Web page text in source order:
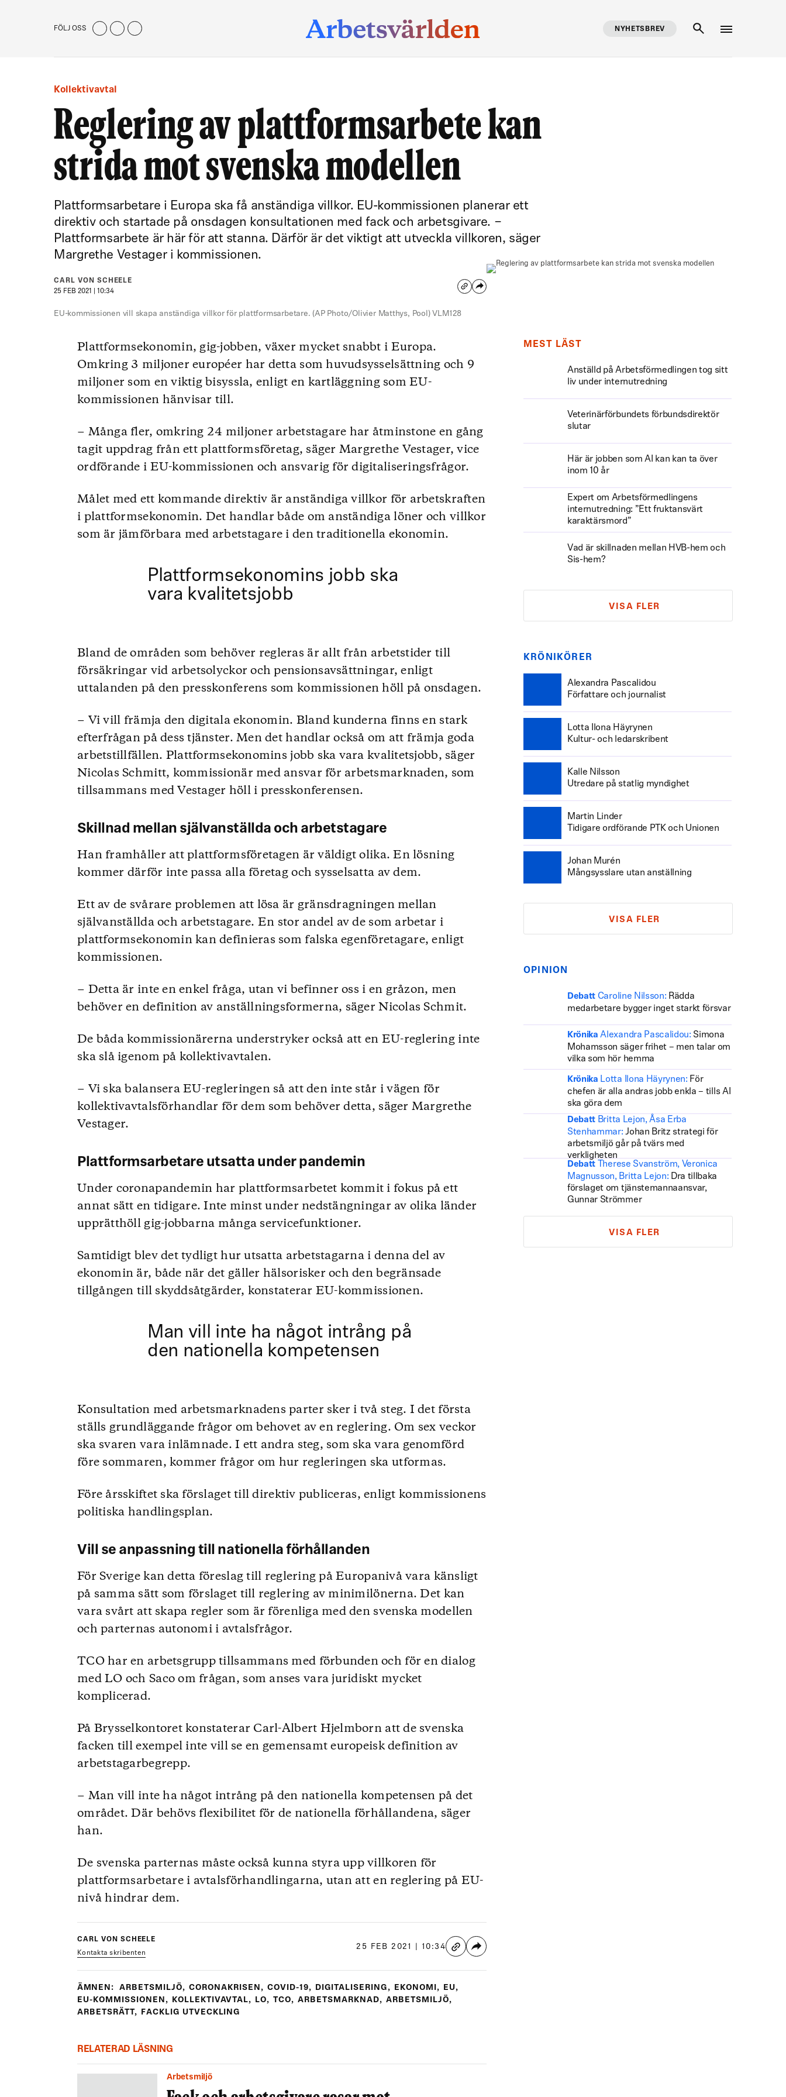
FÖLJ OSS NYHETSBREV
Kollektivavtal
Reglering av plattformsarbete kan
strida mot svenska modellen
Plattformsarbetare i Europa ska få anständiga villkor. EU-kommissionen planerar ett
direktiv och startade på onsdagen konsultationen med fack och arbetsgivare. −
Plattformsarbete är här för att stanna. Därför är det viktigt att utveckla villkoren, säger
Margrethe Vestager i kommissionen.
CARL VON SCHEELE
25 FEB 2021 | 10:34
EU-kommissionen vill skapa anständiga villkor för plattformsarbetare. (AP Photo/Olivier Matthys, Pool) VLM128
Plattformsekonomin, gig-jobben, växer mycket snabbt i Europa.
Omkring 3 miljoner européer har detta som huvudsysselsättning och 9
miljoner som en viktig bisyssla, enligt en kartläggning som EU-
kommissionen hänvisar till.
− Många fler, omkring 24 miljoner arbetstagare har åtminstone en gång
tagit uppdrag från ett plattformsföretag, säger Margrethe Vestager, vice
ordförande i EU-kommissionen och ansvarig för digitaliseringsfrågor.
Målet med ett kommande direktiv är anständiga villkor för arbetskraften
i plattformsekonomin. Det handlar både om anständiga löner och villkor
som är jämförbara med arbetstagare i den traditionella ekonomin.
Plattformsekonomins jobb ska
vara kvalitetsjobb
Bland de områden som behöver regleras är allt från arbetstider till
försäkringar vid arbetsolyckor och pensionsavsättningar, enligt
uttalanden på den presskonferens som kommissionen höll på onsdagen.
− Vi vill främja den digitala ekonomin. Bland kunderna finns en stark
efterfrågan på dess tjänster. Men det handlar också om att främja goda
arbetstillfällen. Plattformsekonomins jobb ska vara kvalitetsjobb, säger
Nicolas Schmitt, kommissionär med ansvar för arbetsmarknaden, som
tillsammans med Vestager höll i presskonferensen.
Skillnad mellan självanställda och arbetstagare
Han framhåller att plattformsföretagen är väldigt olika. En lösning
kommer därför inte passa alla företag och sysselsatta av dem.
Ett av de svårare problemen att lösa är gränsdragningen mellan
självanställda och arbetstagare. En stor andel av de som arbetar i
plattformsekonomin kan definieras som falska egenföretagare, enligt
kommissionen.
− Detta är inte en enkel fråga, utan vi befinner oss i en gråzon, men
behöver en definition av anställningsformerna, säger Nicolas Schmit.
De båda kommissionärerna understryker också att en EU-reglering inte
ska slå igenom på kollektivavtalen.
− Vi ska balansera EU-regleringen så att den inte står i vägen för
kollektivavtalsförhandlar för dem som behöver detta, säger Margrethe
Vestager.
Plattformsarbetare utsatta under pandemin
Under coronapandemin har plattformsarbetet kommit i fokus på ett
annat sätt en tidigare. Inte minst under nedstängningar av olika länder
upprätthöll gig-jobbarna många servicefunktioner.
Samtidigt blev det tydligt hur utsatta arbetstagarna i denna del av
ekonomin är, både när det gäller hälsorisker och den begränsade
tillgången till skyddsåtgärder, konstaterar EU-kommissionen.
Man vill inte ha något intrång på
den nationella kompetensen
Konsultation med arbetsmarknadens parter sker i två steg. I det första
ställs grundläggande frågor om behovet av en reglering. Om sex veckor
ska svaren vara inlämnade. I ett andra steg, som ska vara genomförd
före sommaren, kommer frågor om hur regleringen ska utformas.
Före årsskiftet ska förslaget till direktiv publiceras, enligt kommissionens
politiska handlingsplan.
Vill se anpassning till nationella förhållanden
För Sverige kan detta föreslag till reglering på Europanivå vara känsligt
på samma sätt som förslaget till reglering av minimilönerna. Det kan
vara svårt att skapa regler som är förenliga med den svenska modellen
och parternas autonomi i avtalsfrågor.
TCO har en arbetsgrupp tillsammans med förbunden och för en dialog
med LO och Saco om frågan, som anses vara juridiskt mycket
komplicerad.
På Brysselkontoret konstaterar Carl-Albert Hjelmborn att de svenska
facken till exempel inte vill se en gemensamt europeisk definition av
arbetstagarbegrepp.
− Man vill inte ha något intrång på den nationella kompetensen på det
området. Där behövs flexibilitet för de nationella förhållandena, säger
han.
De svenska parternas måste också kunna styra upp villkoren för
plattformsarbetare i avtalsförhandlingarna, utan att en reglering på EU-
nivå hindrar dem.
CARL VON SCHEELE
Kontakta skribenten
25 FEB 2021 | 10:34
ÄMNEN: ARBETSMILJÖ, CORONAKRISEN, COVID-19, DIGITALISERING, EKONOMI, EU,
EU-KOMMISSIONEN, KOLLEKTIVAVTAL, LO, TCO, ARBETSMARKNAD, ARBETSMILJÖ,
ARBETSRÄTT, FACKLIG UTVECKLING
RELATERAD LÄSNING
Arbetsmiljö
MEST LÄST
Anställd på Arbetsförmedlingen tog sitt
liv under internutredning
Veterinärförbundets förbundsdirektör
slutar
Här är jobben som AI kan kan ta över
inom 10 år
Expert om Arbetsförmedlingens
internutredning: ”Ett fruktansvärt
karaktärsmord”
Vad är skillnaden mellan HVB-hem och
Sis-hem?
VISA FLER
KRÖNIKÖRER
Alexandra Pascalidou
Författare och journalist
Lotta Ilona Häyrynen
Kultur- och ledarskribent
Kalle Nilsson
Utredare på statlig myndighet
Martin Linder
Tidigare ordförande PTK och Unionen
Johan Murén
Mångsysslare utan anställning
VISA FLER
OPINION
Debatt Caroline Nilsson: Rädda
medarbetare bygger inget starkt försvar
Krönika Alexandra Pascalidou: Simona
Mohamsson säger frihet – men talar om
vilka som hör hemma
Krönika Lotta Ilona Häyrynen: För
chefen är alla andras jobb enkla – tills AI
ska göra dem
Debatt Britta Lejon, Åsa Erba
Stenhammar: Johan Britz strategi för
arbetsmiljö går på tvärs med
verkligheten
Debatt
Therese Svanström, Veronica
Magnusson, Britta Lejon: Dra tillbaka
förslaget om tjänstemannaansvar,
Gunnar Strömmer
VISA FLER